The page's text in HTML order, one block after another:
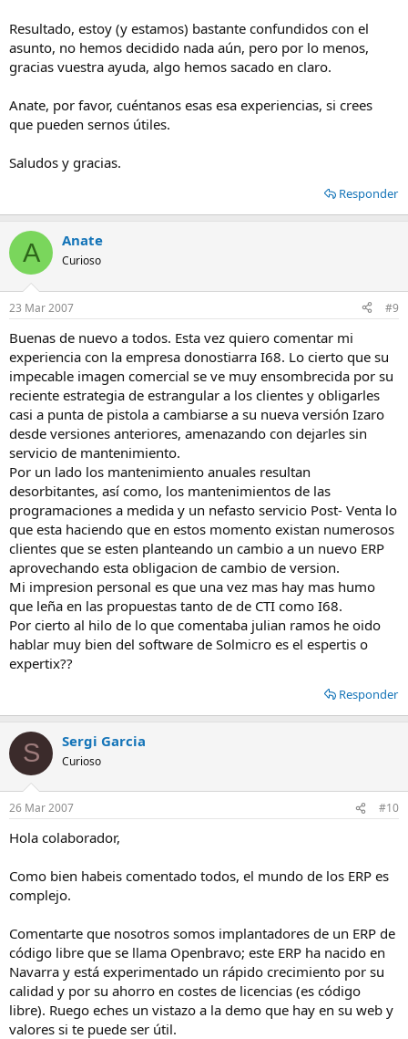
Resultado, estoy (y estamos) bastante confundidos con el
asunto, no hemos decidido nada aún, pero por lo menos,
gracias vuestra ayuda, algo hemos sacado en claro.
Anate, por favor, cuéntanos esas esa experiencias, si crees
que pueden sernos útiles.
Saludos y gracias.
Responder
A Anate
Curioso
23 Mar 2007 #9
Buenas de nuevo a todos. Esta vez quiero comentar mi
experiencia con la empresa donostiarra I68. Lo cierto que su
impecable imagen comercial se ve muy ensombrecida por su
reciente estrategia de estrangular a los clientes y obligarles
casi a punta de pistola a cambiarse a su nueva versión Izaro
desde versiones anteriores, amenazando con dejarles sin
servicio de mantenimiento.
Por un lado los mantenimiento anuales resultan
desorbitantes, así como, los mantenimientos de las
programaciones a medida y un nefasto servicio Post- Venta lo
que esta haciendo que en estos momento existan numerosos
clientes que se esten planteando un cambio a un nuevo ERP
aprovechando esta obligacion de cambio de version.
Mi impresion personal es que una vez mas hay mas humo
que leña en las propuestas tanto de de CTI como I68.
Por cierto al hilo de lo que comentaba julian ramos he oido
hablar muy bien del software de Solmicro es el espertis o
expertix??
Responder
S Sergi Garcia
Curioso
26 Mar 2007 #10
Hola colaborador,
Como bien habeis comentado todos, el mundo de los ERP es
complejo.
Comentarte que nosotros somos implantadores de un ERP de
código libre que se llama Openbravo; este ERP ha nacido en
Navarra y está experimentado un rápido crecimiento por su
calidad y por su ahorro en costes de licencias (es código
libre). Ruego eches un vistazo a la demo que hay en su web y
valores si te puede ser útil.